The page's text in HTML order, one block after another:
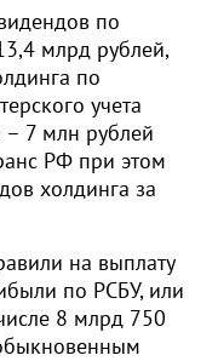
по
млрд рублей,
по
учета
7 млн рублей
РФ при этом
холдинга за
на выплату
по РСБУ, или
8 млрд 750